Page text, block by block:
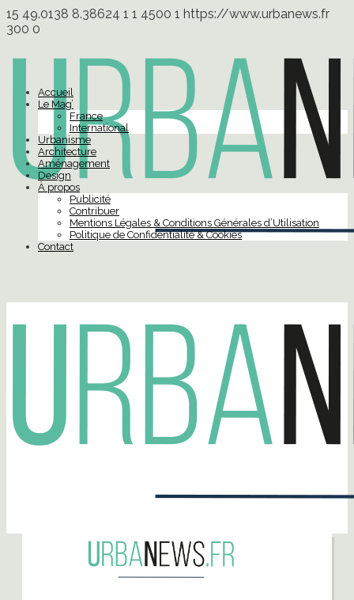
15 49.0138 8.38624 1 1 4500 1 https://www.urbanews.fr
300 0
Accueil
Le Mag’
France
International
Urbanisme
Architecture
Aménagement
Design
À propos
Publicité
Contribuer
Mentions Légales & Conditions Générales d’Utilisation
Politique de Confidentialité & Cookies
Contact